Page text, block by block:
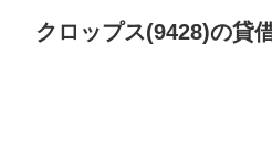
クロップス(9428)の貸